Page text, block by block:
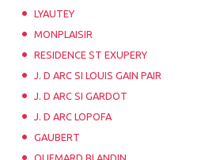
LYAUTEY
MONPLAISIR
RESIDENCE ST EXUPERY
J. D ARC SI LOUIS GAIN PAIR
J. D ARC SI GARDOT
J. D ARC LOPOFA
GAUBERT